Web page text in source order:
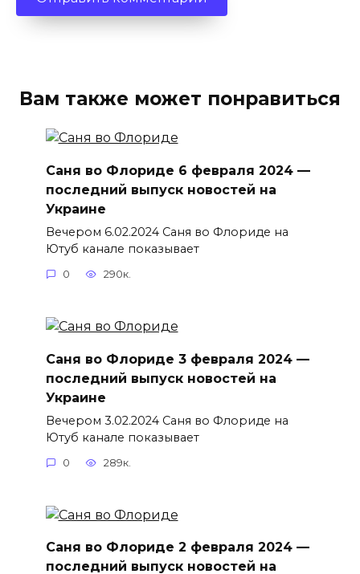
Вам также может понравиться
Саня во Флориде 6 февраля 2024 —
последний выпуск новостей на
Украине
Вечером 6.02.2024 Саня во Флориде на
Ютуб канале показывает
0 290к.
Саня во Флориде 3 февраля 2024 —
последний выпуск новостей на
Украине
Вечером 3.02.2024 Саня во Флориде на
Ютуб канале показывает
0 289к.
Саня во Флориде 2 февраля 2024 —
последний выпуск новостей на